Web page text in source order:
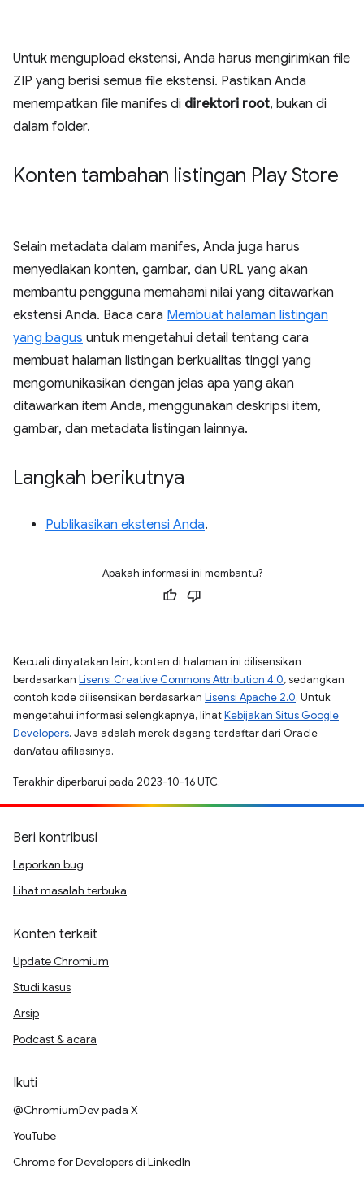
Untuk mengupload ekstensi, Anda harus mengirimkan file
ZIP yang berisi semua file ekstensi. Pastikan Anda
menempatkan file manifes di direktori root, bukan di
dalam folder.
Konten tambahan listingan Play Store
Selain metadata dalam manifes, Anda juga harus
menyediakan konten, gambar, dan URL yang akan
membantu pengguna memahami nilai yang ditawarkan
ekstensi Anda. Baca cara Membuat halaman listingan
yang bagus untuk mengetahui detail tentang cara
membuat halaman listingan berkualitas tinggi yang
mengomunikasikan dengan jelas apa yang akan
ditawarkan item Anda, menggunakan deskripsi item,
gambar, dan metadata listingan lainnya.
Langkah berikutnya
Publikasikan ekstensi Anda.
Apakah informasi ini membantu?
Kecuali dinyatakan lain, konten di halaman ini dilisensikan
berdasarkan Lisensi Creative Commons Attribution 4.0, sedangkan
contoh kode dilisensikan berdasarkan Lisensi Apache 2.0. Untuk
mengetahui informasi selengkapnya, lihatKebijakan Situs Google
Developers. Java adalah merek dagang terdaftar dari Oracle
dan/atau afiliasinya.
Terakhir diperbarui pada 2023-10-16 UTC.
Beri kontribusi
Laporkan bug
Lihat masalah terbuka
Konten terkait
Update Chromium
Studi kasus
Arsip
Podcast & acara
Ikuti
@ChromiumDev pada X
YouTube
Chrome for Developers di LinkedIn